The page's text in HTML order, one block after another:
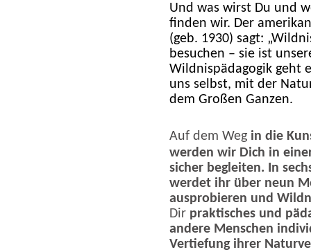
Und was wirst Du und
finden wir. Der
(geb. 1930) sagt:
besuchen – sie ist
Wildnispädagogik geht
uns selbst, mit der
dem Großen Ganzen.
Auf dem Weg in die
werden wir Dich in
sicher begleiten. In
werdet ihr über neun
ausprobieren und
Dirpraktisches und
andere Menschen
Vertiefung ihrer